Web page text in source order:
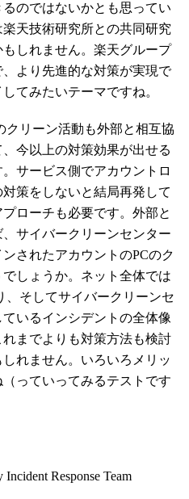
のではないかとも思ってい
天技術研究所との共同研究
しれません。楽天グループ
より先進的な対策が実現で
てみたいテーマですね。
リーン活動も外部と相互協
今以上の対策効果が出せる
サービス側でアカウントロ
策をしないと結局再発して
ローチも必要です。外部と
サイバークリーンセンター
されたアカウントのPCのク
しょうか。ネット全体では
、そしてサイバークリーンセ
いるインシデントの全体像
までよりも対策方法も検討
れません。いろいろメリッ
っていってみるテストです
Response Team